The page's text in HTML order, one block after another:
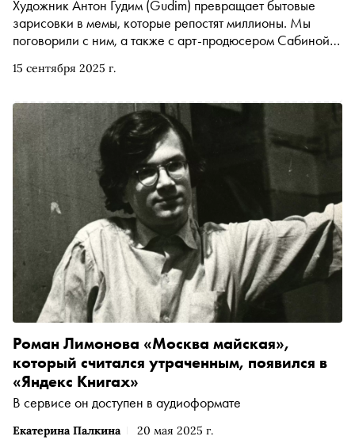
15 сентября 2025 г.
Художник Антон Гудим (Gudim) превращает бытовые
зарисовки в мемы, которые репостят миллионы. Мы
поговорили с ним, а также с арт-продюсером Сабиной
умирают за месяц, как случайное наблюдение за
главную серию комиксов “Yes, but”, за что его регулярно
обвиняют в сексизме и сможет ли искусственный
интеллект шутить лучше человека
Екатерина Палкина 20 мая 2025 г.
Роман Лимонова «Москва майская»,
который считался утраченным, появился в
«Яндекс Книгах»
В сервисе он доступен в аудиоформате